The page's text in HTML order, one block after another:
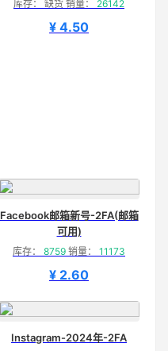
库存： 缺货 销量： 26142
¥ 4.50
Facebook邮箱新号-2FA(邮箱
可用)
库存： 8759 销量： 11173
¥ 2.60
Instagram-2024年-2FA